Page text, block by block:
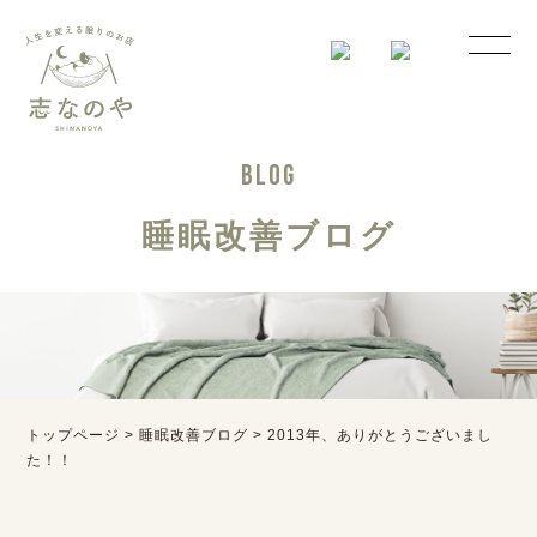
BLOG
睡眠改善ブログ
トップページ > 睡眠改善ブログ >2013年、ありがとうございまし
た！！